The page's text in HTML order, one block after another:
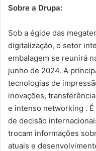
Sobre a Drupa:
Sob a égide das
digitalização, o setor
embalagem se reunirá
junho de 2024. A
tecnologias de
inovações,
e intenso networking .
de decisão
trocam informações
atuais e